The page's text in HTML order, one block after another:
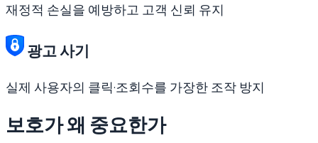
재정적 손실을 예방하고 고객 신뢰 유지
광고 사기
실제 사용자의 클릭·조회수를 가장한 조작 방지
보호가 왜 중요한가